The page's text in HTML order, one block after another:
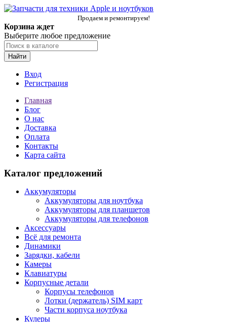
Продаем и ремонтируем!
Корзина ждет
Выберите любое предложение
Найти
Вход
Регистрация
Главная
Блог
О нас
Доставка
Оплата
Контакты
Карта сайта
Каталог предложений
Аккумуляторы
Аккумуляторы для ноутбука
Аккумуляторы для планшетов
Аккумуляторы для телефонов
Аксессуары
Всё для ремонта
Динамики
Зарядки, кабели
Камеры
Клавиатуры
Корпусные детали
Корпусы телефонов
Лотки (держатель) SIM карт
Части корпуса ноутбука
Кулеры